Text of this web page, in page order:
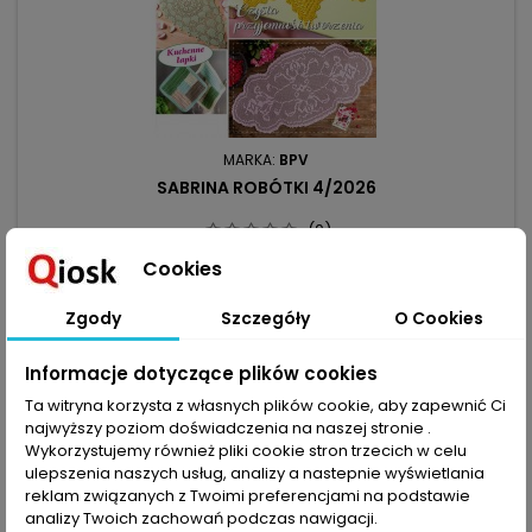
MARKA: BPV
SABRINA ROBÓTKI 4/2026
(0)
Już niedługo oczaruje nas swoimi łagodnymi kolorami późne
lato. Będzie to idealny czas na zupełnie nowe szydełkowe
motywy kwiatowe. serca z koroneczką i klasyczne wzory przy
zastosowaniu pasujących kolorów i doborze odpowiednich
nici przyniosą zachwycające efekty. Dla spragnionych słońca
mamy...
8,99 zł
Nowy
Cookies
Zgody Szczegóły O Cookies
Informacje dotyczące plików cookies
Ta witryna korzysta z własnych plików cookie, aby zapewnić Ci
najwyższy poziom doświadczenia na naszej stronie .
Wykorzystujemy również pliki cookie stron trzecich w celu
ulepszenia naszych usług, analizy a nastepnie wyświetlania
reklam związanych z Twoimi preferencjami na podstawie
analizy Twoich zachowań podczas nawigacji.